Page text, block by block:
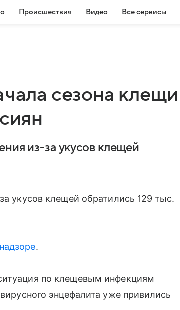
Происшествия Видео Все сервисы
сезона клещи
из-за укусов клещей
укусов клещей обратились 129 тыс.
.
по клещевым инфекциям
энцефалита уже привились